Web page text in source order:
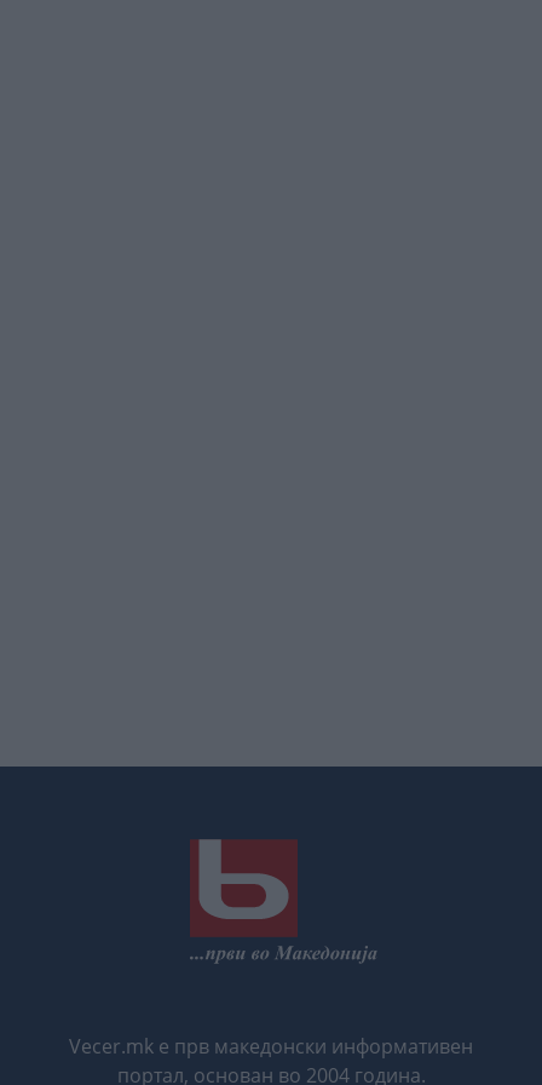
Vecer.mk е прв македонски информативен
портал, основан во 2004 година.